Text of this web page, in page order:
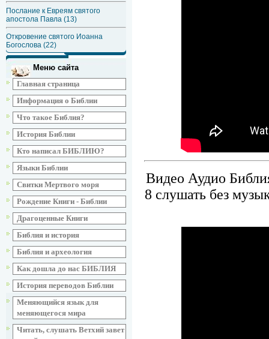
Послание к Евреям святого
апостола Павла (13)
Откровение святого Иоанна
Богослова (22)
Меню сайта
Главная страница
Информация о Библии
Что такое Библия?
История Библии
Кто написал БИБЛИЮ?
Языки Библии
Свитки Мертвого моря
Рождение Книги - Библии
Драгоценные Книги
Библия и история
Библия и археология
Как дошла до нас БИБЛИЯ
История переводов Библии
Меняющийся язык для
меняющегося мира
Читать, слушать Ветхий завет
Видео Аудио
8 слушать без